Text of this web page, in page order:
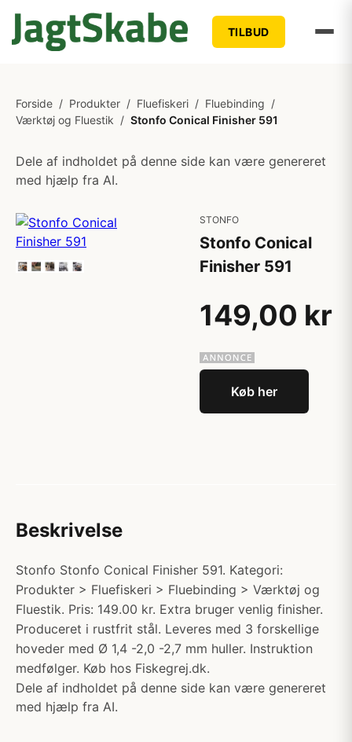
TILBUD
Forside / Produkter / Fluefiskeri / Fluebinding /
Værktøj og Fluestik / Stonfo Conical Finisher 591
Dele af indholdet på denne side kan være genereret
med hjælp fra AI.
STONFO
Stonfo Conical
Finisher 591
149,00 kr
Køb her
Beskrivelse
Stonfo Stonfo Conical Finisher 591. Kategori:
Produkter > Fluefiskeri > Fluebinding > Værktøj og
Fluestik. Pris: 149.00 kr. Extra bruger venlig finisher.
Produceret i rustfrit stål. Leveres med 3 forskellige
hoveder med Ø 1,4 -2,0 -2,7 mm huller. Instruktion
medfølger. Køb hos Fiskegrej.dk.
Dele af indholdet på denne side kan være genereret
med hjælp fra AI.